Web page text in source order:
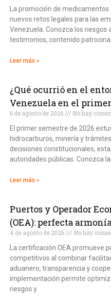
La promoción de
nuevos retos legales para las
Venezuela. Conozca los riesgos
testimonios, contenido
Leer más »
¿Qué ocurrió en el
Venezuela en el
6 de agosto de 2026
No hay
El primer semestre de 2026
hidrocarburos, minería y
decisiones constitucionales,
autoridades públicas. Conozca
Leer más »
Puertos y Operador
(OEA): perfecta
4 de agosto de 2026
No hay
La certificación OEA promueve
competitivos al combinar
aduanero, transparencia y
implementación permite
riesgos y